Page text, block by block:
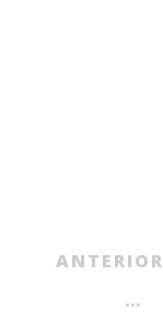
ANTERIOR
…